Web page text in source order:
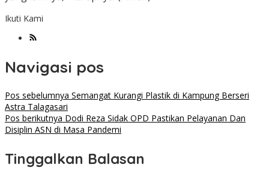
Ikuti Kami
Navigasi pos
Pos sebelumnya Semangat Kurangi Plastik di Kampung Berseri
Astra Talagasari
Pos berikutnya Dodi Reza Sidak OPD Pastikan Pelayanan Dan
Disiplin ASN di Masa Pandemi
Tinggalkan Balasan